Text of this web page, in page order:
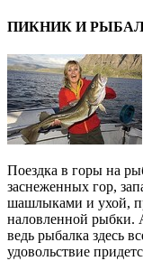
ПИКНИК И
Поездка в горы на
заснеженных гор,
шашлыками и ухой,
наловленной рыбки.
ведь рыбалка здесь
удовольствие